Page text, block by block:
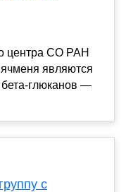
центра СО РАН
являются
глюканов —
с